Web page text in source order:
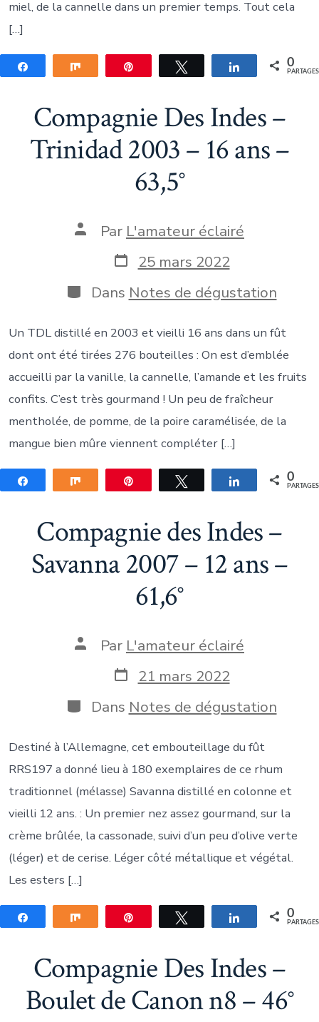
miel, de la cannelle dans un premier temps. Tout cela
[…]
Partagez Partagez Tweetez Partagez 0
PARTAGES
Compagnie Des Indes –
Trinidad 2003 – 16 ans –
63,5°
Auteur
publication
Par L'amateur éclairé
Date
de
publication
25 mars 2022
Catégories
Dans Notes de dégustation
Un TDL distillé en 2003 et vieilli 16 ans dans un fût
dont ont été tirées 276 bouteilles : On est d’emblée
accueilli par la vanille, la cannelle, l’amande et les fruits
confits. C’est très gourmand ! Un peu de fraîcheur
mentholée, de pomme, de la poire caramélisée, de la
mangue bien mûre viennent compléter […]
Partagez Partagez Tweetez Partagez 0
PARTAGES
Compagnie des Indes –
Savanna 2007 – 12 ans –
61,6°
Auteur
publication
Par L'amateur éclairé
Date
de
publication
21 mars 2022
Catégories
Dans Notes de dégustation
Destiné à l’Allemagne, cet embouteillage du fût
RRS197 a donné lieu à 180 exemplaires de ce rhum
traditionnel (mélasse) Savanna distillé en colonne et
vieilli 12 ans. : Un premier nez assez gourmand, sur la
crème brûlée, la cassonade, suivi d’un peu d’olive verte
(léger) et de cerise. Léger côté métallique et végétal.
Les esters […]
Partagez Partagez Tweetez Partagez 0
PARTAGES
Compagnie Des Indes –
Boulet de Canon n8 – 46°